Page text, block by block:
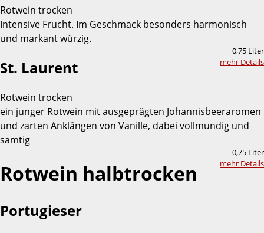
Rotwein trocken
Intensive Frucht. Im Geschmack besonders harmonisch
und markant würzig.
0,75 Liter
mehr Details
St. Laurent
Rotwein trocken
ein junger Rotwein mit ausgeprägten Johannisbeeraromen
und zarten Anklängen von Vanille, dabei vollmundig und
samtig
0,75 Liter
mehr Details
Rotwein halbtrocken
Portugieser